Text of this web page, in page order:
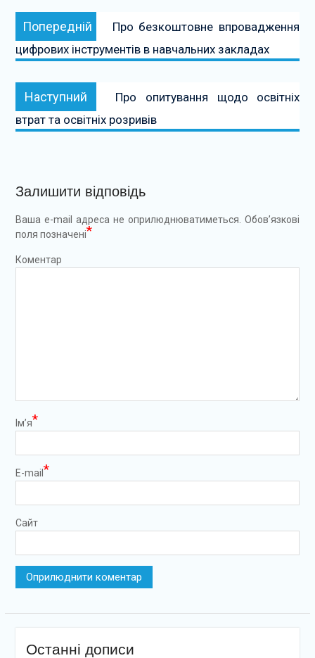
Навігація
записів
Попередній Попередній:
Про безкоштовне впровадження
цифрових інструментів в навчальних закладах
Наступний Наступний:
Про опитування щодо освітніх
втрат та освітніх розривів
Залишити відповідь
Ваша e-mail адреса не оприлюднюватиметься. Обов’язкові
поля позначені*
Коментар
Ім’я*
E-mail *
Сайт
Останні дописи